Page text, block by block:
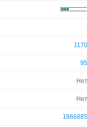
1170
95
Нет
Нет
1866885